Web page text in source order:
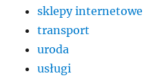
sklepy internetowe
transport
uroda
usługi